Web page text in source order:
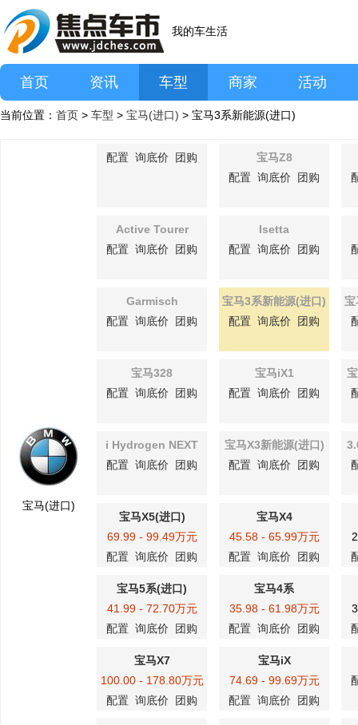
我的车生活
首页 资讯 车型 商家 活动
当前位置： 首页 > 车型 > 宝马(进口) > 宝马3系新能源(进口)
宝马(进口)
配置 询底价 团购
宝马Z8
配置 询底价 团购
Active Tourer
配置 询底价 团购
Isetta
配置 询底价 团购
Garmisch
配置 询底价 团购
宝马3系新能源(进口)
配置 询底价 团购
宝
宝马328
配置 询底价 团购
宝马iX1
配置 询底价 团购
i Hydrogen NEXT
配置 询底价 团购
宝马X3新能源(进口)
配置 询底价 团购
宝马X5(进口)
69.99 - 99.49万元
配置 询底价 团购
宝马X4
45.58 - 65.99万元
配置 询底价 团购
宝马5系(进口)
41.99 - 72.70万元
配置 询底价 团购
宝马4系
35.98 - 61.98万元
配置 询底价 团购
宝马X7
100.00 - 178.80万元
配置 询底价 团购
宝马iX
74.69 - 99.69万元
配置 询底价 团购